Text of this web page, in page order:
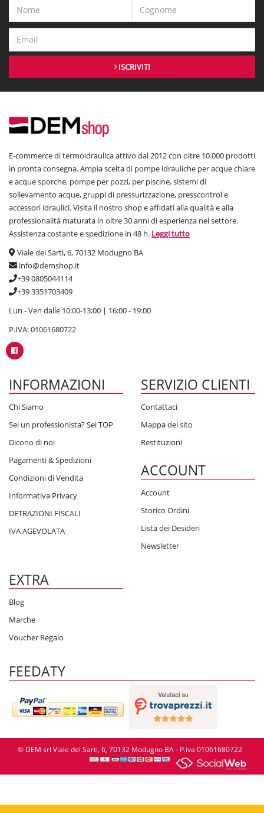
ISCRIVITI
E-commerce di termoidraulica attivo dal 2012 con oltre 10.000 prodotti
in pronta consegna. Ampia scelta di pompe idrauliche per acque chiare
e acque sporche, pompe per pozzi, per piscine, sistemi di
sollevamento acque, gruppi di pressurizzazione, presscontrol e
accessori idraulici. Visita il nostro shop e affidati alla qualità e alla
professionalità maturata in oltre 30 anni di esperienza nel settore.
Assistenza costante e spedizione in 48 h. Leggi tutto
Viale dei Sarti, 6, 70132 Modugno BA
info@demshop.it
+39 0805044114
+39 3351703409
Lun - Ven dalle 10:00-13:00 | 16:00 - 19:00
P.IVA: 01061680722
INFORMAZIONI
Chi Siamo
Sei un professionista? Sei TOP
Dicono di noi
Pagamenti & Spedizioni
Condizioni di Vendita
Informativa Privacy
DETRAZIONI FISCALI
IVA AGEVOLATA
SERVIZIO CLIENTI
Contattaci
Mappa del sito
Restituzioni
ACCOUNT
Account
Storico Ordini
Lista dei Desideri
Newsletter
EXTRA
Blog
Marche
Voucher Regalo
FEEDATY
© DEM srl Viale dei Sarti, 6, 70132 Modugno BA - P.iva 01061680722